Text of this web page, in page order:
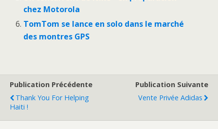
chez Motorola
TomTom se lance en solo dans le marché
des montres GPS
Publication Précédente
Thank You For Helping
Haiti !
Publication Suivante
Vente Privée Adidas